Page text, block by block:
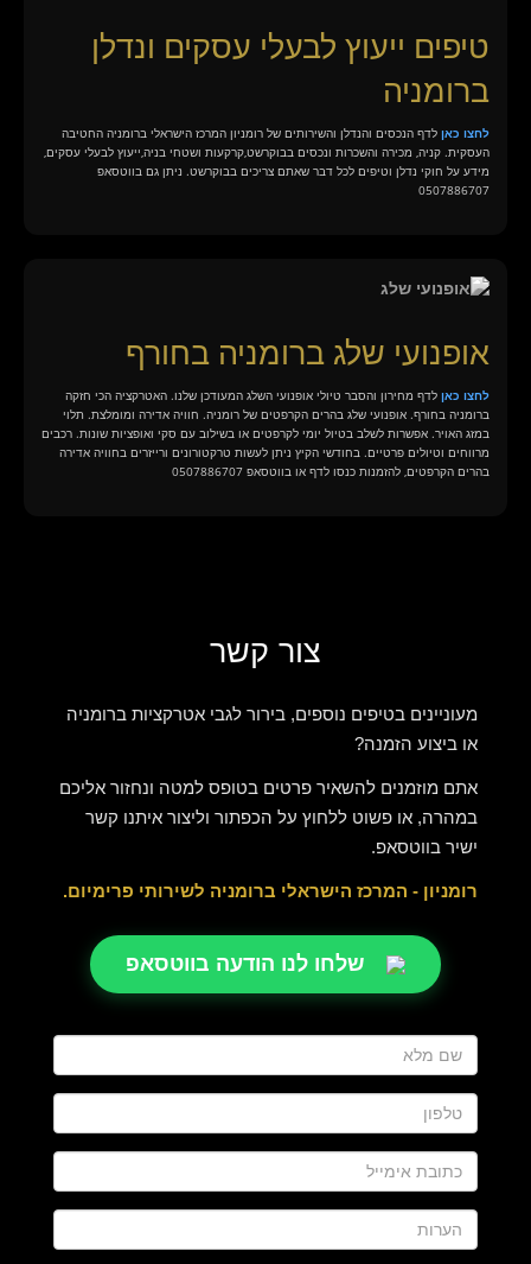
טיפים ייעוץ לבעלי עסקים ונדלן
ברומניה
לחצו כאן לדף הנכסים והנדלן והשירותים של רומניון המרכז הישראלי ברומניה החטיבה
העסקית. קניה, מכירה והשכרות ונכסים בבוקרשט,קרקעות ושטחי בניה,ייעוץ לבעלי עסקים,
מידע על חוקי נדלן וטיפים לכל דבר שאתם צריכים בבוקרשט. ניתן גם בווטסאפ
0507886707
אופנועי שלג ברומניה בחורף
לחצו כאן לדף מחירון והסבר טיולי אופנועי השלג המעודכן שלנו. האטרקציה הכי חזקה
ברומניה בחורף. אופנועי שלג בהרים הקרפטים של רומניה. חוויה אדירה ומומלצת. תלוי
במזג האויר. אפשרות לשלב בטיול יומי לקרפטים או בשילוב עם סקי ואופציות שונות. רכבים
מרווחים וטיולים פרטיים. בחודשי הקיץ ניתן לעשות טרקטורונים ורייזרים בחוויה אדירה
בהרים הקרפטים, להזמנות כנסו לדף או בווטסאפ 0507886707
צור קשר
מעוניינים בטיפים נוספים, בירור לגבי אטרקציות ברומניה
או ביצוע הזמנה?
אתם מוזמנים להשאיר פרטים בטופס למטה ונחזור אליכם
במהרה, או פשוט ללחוץ על הכפתור וליצור איתנו קשר
ישיר בווטסאפ.
רומניון - המרכז הישראלי ברומניה לשירותי פרימיום.
שלחו לנו הודעה בווטסאפ